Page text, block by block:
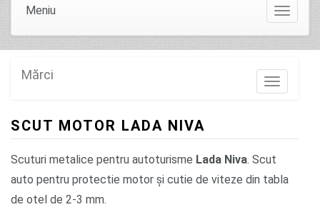
Meniu Meniu
Marci
Mărci
SCUT MOTOR LADA NIVA
Scuturi metalice pentru autoturisme Lada Niva. Scut
auto pentru protectie motor și cutie de viteze din tabla
de otel de 2-3 mm.